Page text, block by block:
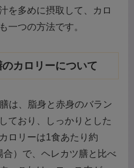
を多めに摂取して、カロ
一つの方法です。
カロリーについて
は、脂身と赤身のバラン
ており、しっかりとした
ロリーは1食あたり約
）で、ヘレカツ膳と比べ